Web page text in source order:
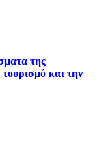
της
και την